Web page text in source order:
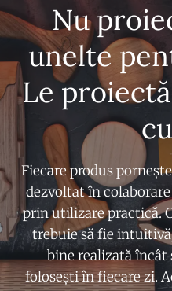
Nu
unelte
Le
Fiecare produs
dezvoltat în
prin utilizare practică.
trebuie să fie
bine realizată încât
folosești în fiecare zi.